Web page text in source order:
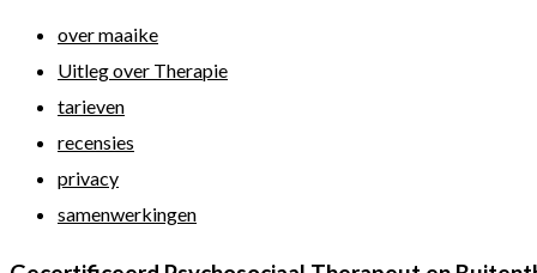
over maaike
Uitleg over Therapie
tarieven
recensies
privacy
samenwerkingen